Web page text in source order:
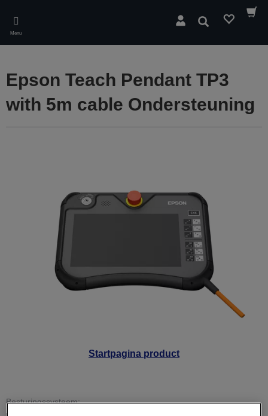
main
content
Menu
Zoeken
Startpagina product
Epson Teach Pendant TP3
with 5m cable Ondersteuning
Besturingssysteem: